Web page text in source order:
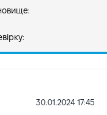
30.01.2024 17:45